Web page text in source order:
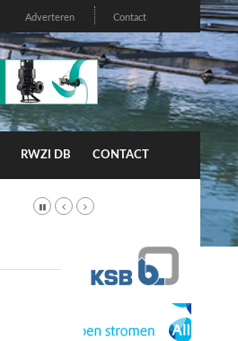
Adverteren Contact
RWZI DB CONTACT